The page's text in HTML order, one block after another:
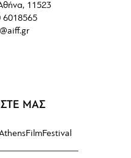
11523
6018565
ΜΑΣ